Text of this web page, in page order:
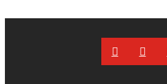
hingewiesen, dass Bußgelder bis …